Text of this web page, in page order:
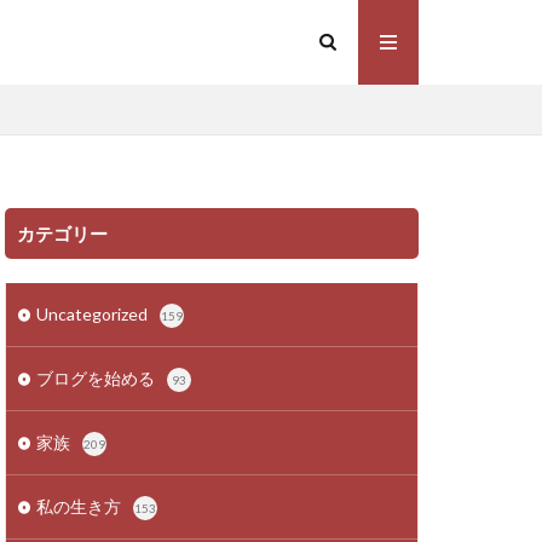
カテゴリー
Uncategorized 159
ブログを始める 93
家族 209
私の生き方 153